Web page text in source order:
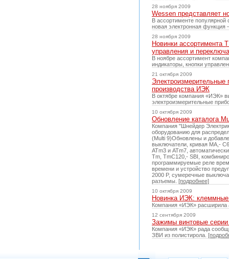
28 ноября 2009
Wessen представляет
В ассортименте популярной
новая электронная функция
28 ноября 2009
Новинки ассортимента
управления и
В ноябре ассортимент
индикаторы, кнопки
21 октября 2009
производства ИЭК
В октябре компания «ИЭК»
электроизмерительные
10 октября 2009
Обновление каталога
Компания "Шнейдер
оборудованию для
(Multi 9)Обновлены и
выключатели, кривая МА,-
ATm3 и ATm7,
Tm, TmC120,- SBI,
программируемые реле
времени и устройство
2000 P, сумеречные
разъемы. [подробнее]
10 октября 2009
Новинка ИЭК:
Компания «ИЭК»
12 сентября 2009
Зажимы винтовые
Компания «ИЭК» рада
ЗВИ из полистирола.